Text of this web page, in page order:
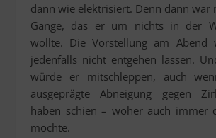
dann wie elektrisiert. Denn dann war
Gange, das er um nichts in der
wollte. Die Vorstellung am Abend
jedenfalls nicht entgehen lassen.
würde er mitschleppen, auch
ausgeprägte Abneigung gegen
haben schien – woher auch immer
mochte.